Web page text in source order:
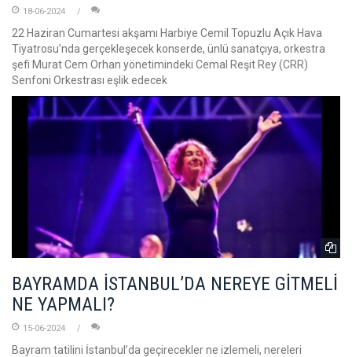
18-06-2024
22 Haziran Cumartesi akşamı Harbiye Cemil Topuzlu Açık Hava
Tiyatrosu’nda gerçekleşecek konserde, ünlü sanatçıya, orkestra
şefi Murat Cem Orhan yönetimindeki Cemal Reşit Rey (CRR)
Senfoni Orkestrası eşlik edecek
BAYRAMDA İSTANBUL’DA NEREYE GİTMELİ
NE YAPMALI?
15-06-2024
Bayram tatilini İstanbul’da geçirecekler ne izlemeli, nereleri